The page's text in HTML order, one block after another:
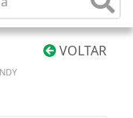
VOLTAR